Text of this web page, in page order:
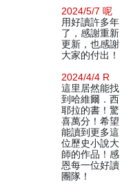
2024/5/7 呢
用好讀許多年
了，感謝重新
更新，也感謝
大家的付出！
2024/4/4 R
這里居然能找
到哈維爾．西
耶拉的書！驚
喜萬分！希望
能讀到更多這
位歷史小說大
師的作品！感
恩每一位好讀
團隊！